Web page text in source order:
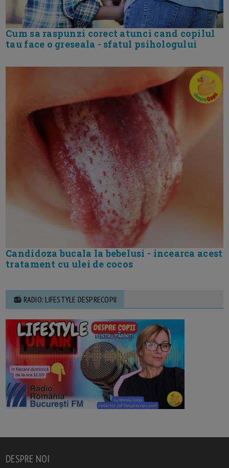
Cum sa raspunzi corect atunci cand copilul
tau face o greseala - sfatul psihologului
Candidoza bucala la bebelusi - incearca acest
tratament cu ulei de cocos
📻 RADIO: LIFESTYLE DESPRECOPII
DESPRE NOI